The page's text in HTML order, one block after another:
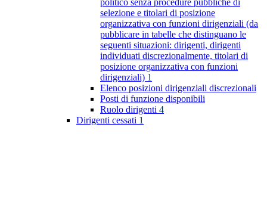
politico senza procedure pubbliche di
selezione e titolari di posizione
organizzativa con funzioni dirigenziali (da
pubblicare in tabelle che distinguano le
seguenti situazioni: dirigenti, dirigenti
individuati discrezionalmente, titolari di
posizione organizzativa con funzioni
dirigenziali) 1
Elenco posizioni dirigenziali discrezionali
Posti di funzione disponibili
Ruolo dirigenti 4
Dirigenti cessati 1